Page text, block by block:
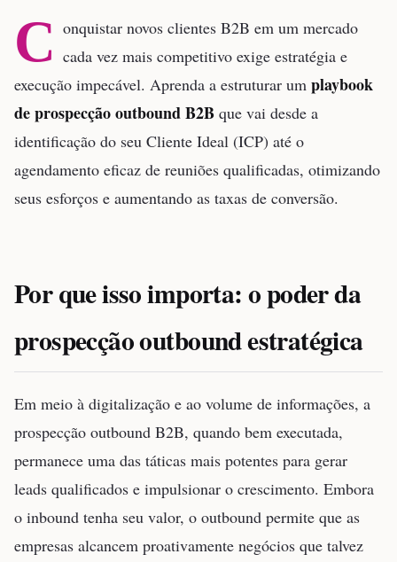
C onquistar novos clientes B2B em um mercado
cada vez mais competitivo exige estratégia e
execução impecável. Aprenda a estruturar um playbook
de prospecção outbound B2B que vai desde a
identificação do seu Cliente Ideal (ICP) até o
agendamento eficaz de reuniões qualificadas, otimizando
seus esforços e aumentando as taxas de conversão.
Por que isso importa: o poder da
prospecção outbound estratégica
Em meio à digitalização e ao volume de informações, a
prospecção outbound B2B, quando bem executada,
permanece uma das táticas mais potentes para gerar
leads qualificados e impulsionar o crescimento. Embora
o inbound tenha seu valor, o outbound permite que as
empresas alcancem proativamente negócios que talvez